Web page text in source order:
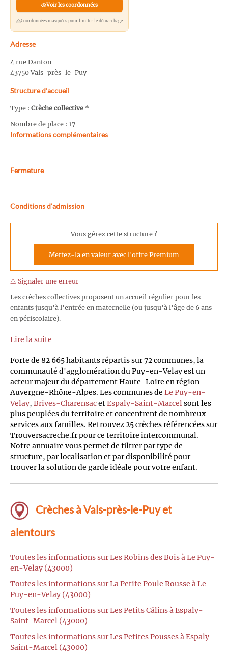
Voir les coordonnées
Coordonnées masquées pour limiter le démarchage
Adresse
4 rue Danton
43750 Vals-près-le-Puy
Structure d’accueil
Type : Crèche collective *
Nombre de place : 17
Informations complémentaires
Fermeture
Conditions d'admission
Vous gérez cette structure ?
Mettez-la en valeur avec l'offre Premium
⚠️ Signaler une erreur
Les crèches collectives proposent un accueil régulier pour les
enfants jusqu’à l’entrée en maternelle (ou jusqu’à l’âge de 6 ans
en périscolaire).
Lire la suite
Forte de 82 665 habitants répartis sur 72 communes, la
communauté d'agglomération du Puy-en-Velay est un
acteur majeur du département Haute-Loire en région
Auvergne-Rhône-Alpes. Les communes de Le Puy-en-
Velay, Brives-CharensacetEspaly-Saint-Marcelsont les
plus peuplées du territoire et concentrent de nombreux
services aux familles. Retrouvez 25 crèches référencées sur
Trouversacreche.fr pour ce territoire intercommunal.
Notre annuaire vous permet de filtrer par type de
structure, par localisation et par disponibilité pour
trouver la solution de garde idéale pour votre enfant.
Crèches à Vals-près-le-Puy et
alentours
Toutes les informations sur Les Robins des Bois à Le Puy-
en-Velay (43000)
Toutes les informations sur La Petite Poule Rousse à Le
Puy-en-Velay (43000)
Toutes les informations sur Les Petits Câlins à Espaly-
Saint-Marcel (43000)
Toutes les informations sur Les Petites Pousses à Espaly-
Saint-Marcel (43000)